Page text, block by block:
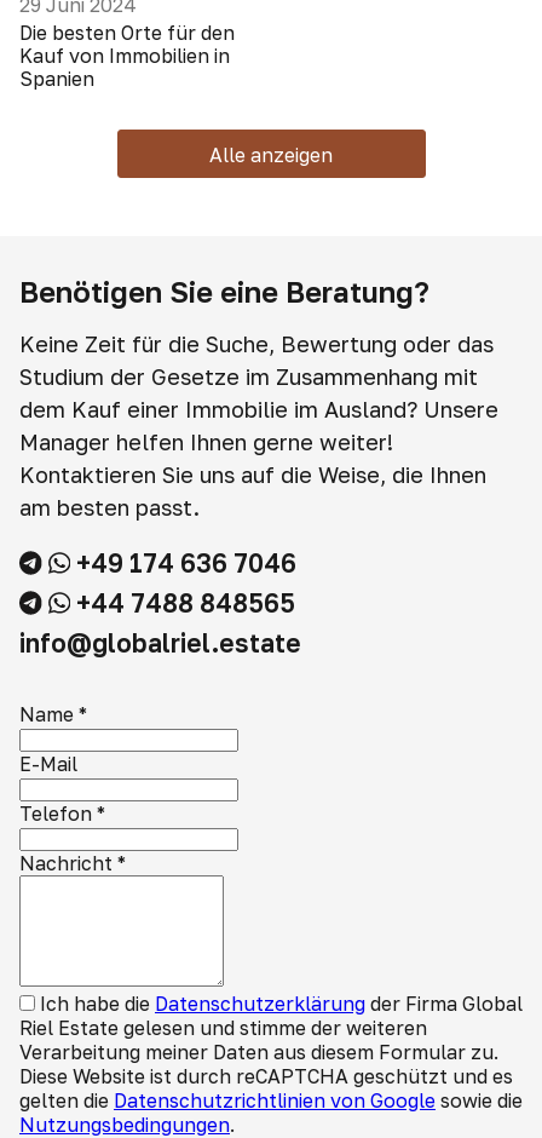
29 Juni 2024
Die besten Orte für den
Kauf von Immobilien in
Spanien
Alle anzeigen
Benötigen Sie eine Beratung?
Keine Zeit für die Suche, Bewertung oder das
Studium der Gesetze im Zusammenhang mit
dem Kauf einer Immobilie im Ausland? Unsere
Manager helfen Ihnen gerne weiter!
Kontaktieren Sie uns auf die Weise, die Ihnen
am besten passt.
+49 174 636 7046
+44 7488 848565
info@globalriel.estate
Name *
E-Mail
Telefon *
Nachricht *
Ich habe die Datenschutzerklärung der Firma Global
Riel Estate gelesen und stimme der weiteren
Verarbeitung meiner Daten aus diesem Formular zu.
Diese Website ist durch reCAPTCHA geschützt und es
gelten die Datenschutzrichtlinien von Google sowie die
Nutzungsbedingungen.